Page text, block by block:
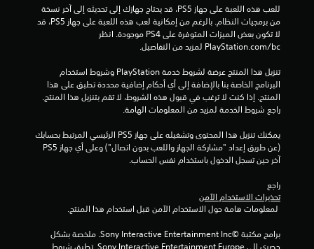
‎PlayStation.com/bc لمزيد من التفاصيل.
راجع شروط الخدمة لمزيد من المعلومات الهامة.
آخر حين تسجل الدخول باستخدام نفس الحساب.
راجع
تحذيرات الاستخدام الآمن